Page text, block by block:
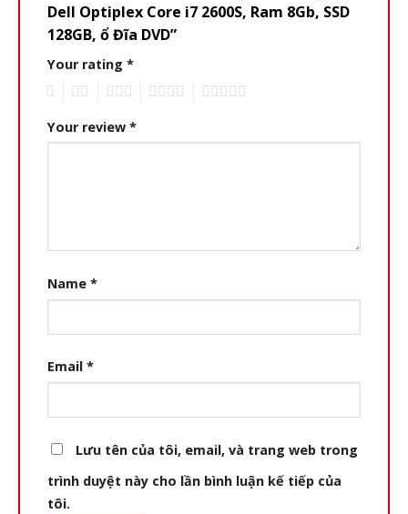
Dell Optiplex Core i7 2600S, Ram 8Gb, SSD
128GB, ổ Đĩa DVD”
Your rating *
Your review *
Name *
Email *
Lưu tên của tôi, email, và trang web trong
trình duyệt này cho lần bình luận kế tiếp của
tôi.